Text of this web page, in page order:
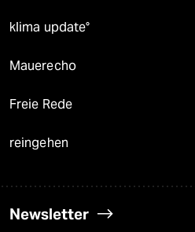
klima update°
Mauerecho
Freie Rede
reingehen
Newsletter